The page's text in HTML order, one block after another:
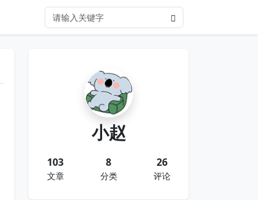
小赵
103
文章
8
分类
26
评论